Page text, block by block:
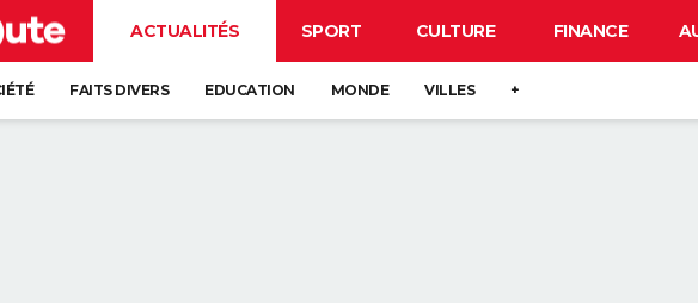
ACTUALITÉS SPORT CULTURE FINANCE
FAITS DIVERS EDUCATION MONDE VILLES +